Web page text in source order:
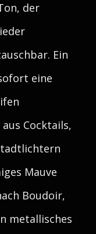
der
Ein
eine
Cocktails,
Mauve
Boudoir,
metallisches